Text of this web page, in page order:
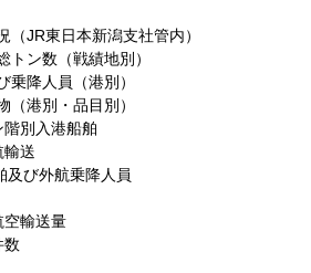
JR東日本新潟支社管内）
ン数（戦績地別）
降人員（港別）
港別・品目別）
別入港船舶
送
及び外航乗降人員
輸送量